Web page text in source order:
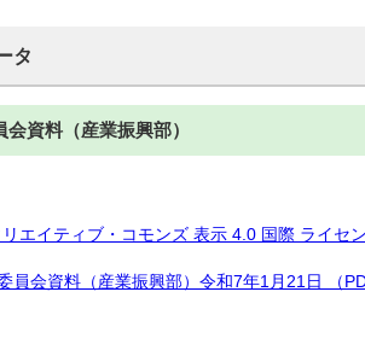
タ
資料（産業振興部）
リエイティブ・コモンズ 表示 4.0 国際 ライセ
員会資料（産業振興部）令和7年1月21日 （